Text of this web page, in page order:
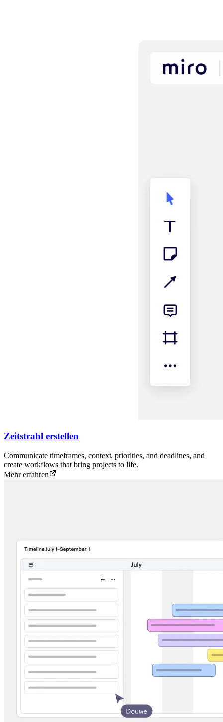
Zeitstrahl erstellen
Communicate timeframes, context, priorities, and deadlines, and
create workflows that bring projects to life.
Mehr erfahren